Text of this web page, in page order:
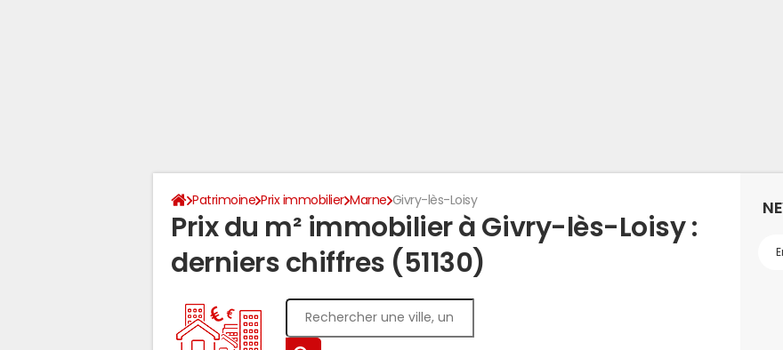
Patrimoine Prix immobilier Marne Givry-lès-Loisy
Prix du m² immobilier à Givry-lès-Loisy :
derniers chiffres (51130)